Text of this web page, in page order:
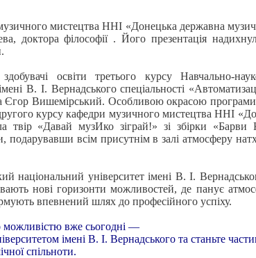
мистецтва ННІ «Донецька державна
філософії . Його презентація
освіти третього курсу Навчально-
В. І. Вернадського спеціальності
та Єгор Вишемірський. Особливою окрасою
курсу кафедри музичного мистецтва ННІ
твір «Давай музИко зіграй!» зі збірки
всім присутнім в залі атмосферу
національний університет імені В. І.
нові горизонти можливостей, де панує
впевнений шлях до професійного успіху.
можливістю вже сьогодні —
імені В. І. Вернадського та станьте
спільноти.